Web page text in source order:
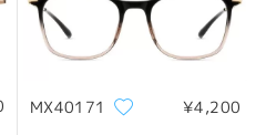
MX40171 ¥4,200